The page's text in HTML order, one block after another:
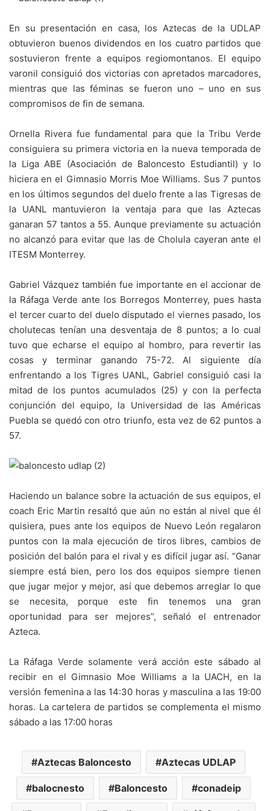
En su presentación en casa, los Aztecas de la UDLAP
obtuvieron buenos dividendos en los cuatro partidos que
sostuvieron frente a equipos regiomontanos. El equipo
varonil consiguió dos victorias con apretados marcadores,
mientras que las féminas se fueron uno – uno en sus
compromisos de fin de semana.
Ornella Rivera fue fundamental para que la Tribu Verde
consiguiera su primera victoria en la nueva temporada de
la Liga ABE (Asociación de Baloncesto Estudiantil) y lo
hiciera en el Gimnasio Morris Moe Williams. Sus 7 puntos
en los últimos segundos del duelo frente a las Tigresas de
la UANL mantuvieron la ventaja para que las Aztecas
ganaran 57 tantos a 55. Aunque previamente su actuación
no alcanzó para evitar que las de Cholula cayeran ante el
ITESM Monterrey.
Gabriel Vázquez también fue importante en el accionar de
la Ráfaga Verde ante los Borregos Monterrey, pues hasta
el tercer cuarto del duelo disputado el viernes pasado, los
cholutecas tenían una desventaja de 8 puntos; a lo cual
tuvo que echarse el equipo al hombro, para revertir las
cosas y terminar ganando 75-72. Al siguiente día
enfrentando a los Tigres UANL, Gabriel consiguió casi la
mitad de los puntos acumulados (25) y con la perfecta
conjunción del equipo, la Universidad de las Américas
Puebla se quedó con otro triunfo, esta vez de 62 puntos a
57.
Haciendo un balance sobre la actuación de sus equipos, el
coach Eric Martin resaltó que aún no están al nivel que él
quisiera, pues ante los equipos de Nuevo León regalaron
puntos con la mala ejecución de tiros libres, cambios de
posición del balón para el rival y es difícil jugar así. “Ganar
siempre está bien, pero los dos equipos siempre tienen
que jugar mejor y mejor, así que debemos arreglar lo que
se necesita, porque este fin tenemos una gran
oportunidad para ser mejores”, señaló el entrenador
Azteca.
La Ráfaga Verde solamente verá acción este sábado al
recibir en el Gimnasio Moe Williams a la UACH, en la
versión femenina a las 14:30 horas y masculina a las 19:00
horas. La cartelera de partidos se complementa el mismo
sábado a las 17:00 horas
Aztecas Baloncesto Aztecas UDLAP
balocnesto Baloncesto conadeip